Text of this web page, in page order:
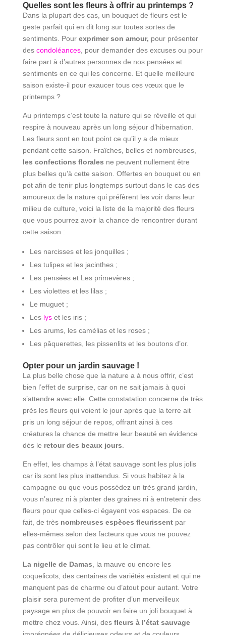
Quelles sont les fleurs à offrir au printemps ?
Dans la plupart des cas, un bouquet de fleurs est le
geste parfait qui en dit long sur toutes sortes de
sentiments. Pour exprimer son amour, pour présenter
des condoléances, pour demander des excuses ou pour
faire part à d’autres personnes de nos pensées et
sentiments en ce qui les concerne. Et quelle meilleure
saison existe-il pour exaucer tous ces vœux que le
printemps ?
Au printemps c’est toute la nature qui se réveille et qui
respire à nouveau après un long séjour d’hibernation.
Les fleurs sont en tout point ce qu’il y a de mieux
pendant cette saison. Fraîches, belles et nombreuses,
les confections florales ne peuvent nullement être
plus belles qu’à cette saison. Offertes en bouquet ou en
pot afin de tenir plus longtemps surtout dans le cas des
amoureux de la nature qui préfèrent les voir dans leur
milieu de culture, voici la liste de la majorité des fleurs
que vous pourrez avoir la chance de rencontrer durant
cette saison :
Les narcisses et les jonquilles ;
Les tulipes et les jacinthes ;
Les pensées et Les primevères ;
Les violettes et les lilas ;
Le muguet ;
Les lyset les iris ;
Les arums, les camélias et les roses ;
Les pâquerettes, les pissenlits et les boutons d’or.
Opter pour un jardin sauvage !
La plus belle chose que la nature a à nous offrir, c’est
bien l’effet de surprise, car on ne sait jamais à quoi
s’attendre avec elle. Cette constatation concerne de très
près les fleurs qui voient le jour après que la terre ait
pris un long séjour de repos, offrant ainsi à ces
créatures la chance de mettre leur beauté en évidence
dès le retour des beaux jours
En effet, les champs à l’état sauvage sont les plus jolis
car ils sont les plus inattendus. Si vous habitez à la
campagne ou que vous possédez un très grand jardin,
vous n’aurez ni à planter des graines ni à entretenir des
fleurs pour que celles-ci égayent vos espaces. De ce
fait, de très nombreuses espèces fleurissentpar
elles-mêmes selon des facteurs que vous ne pouvez
pas contrôler qui sont le lieu et le climat.
La nigelle de Damas , la mauve ou encore les
coquelicots, des centaines de variétés existent et qui ne
manquent pas de charme ou d’atout pour autant. Votre
plaisir sera purement de profiter d’un merveilleux
paysage en plus de pouvoir en faire un joli bouquet à
mettre chez vous. Ainsi, des fleurs à l’état sauvage